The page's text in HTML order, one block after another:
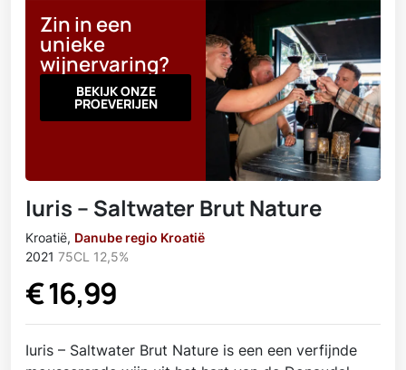
Zin in een
unieke
wijnervaring?
BEKIJK ONZE
PROEVERIJEN
Iuris – Saltwater Brut Nature
Kroatië, Danube regio Kroatië
2021 75CL 12,5%
€16,99
Iuris – Saltwater Brut Nature is een een verfijnde